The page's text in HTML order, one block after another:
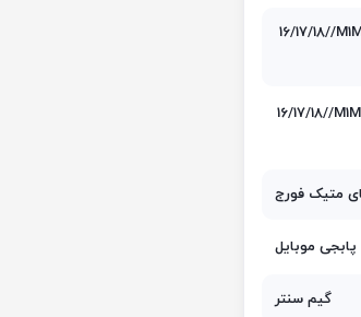
16/17/18//
16/17/18//
متیک فورج
پابجی موبایل
گیم سنتر